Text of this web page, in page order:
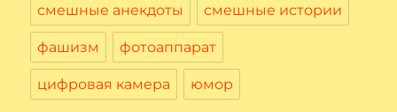
смешные анекдоты смешные истории
фашизм фотоаппарат
цифровая камера юмор